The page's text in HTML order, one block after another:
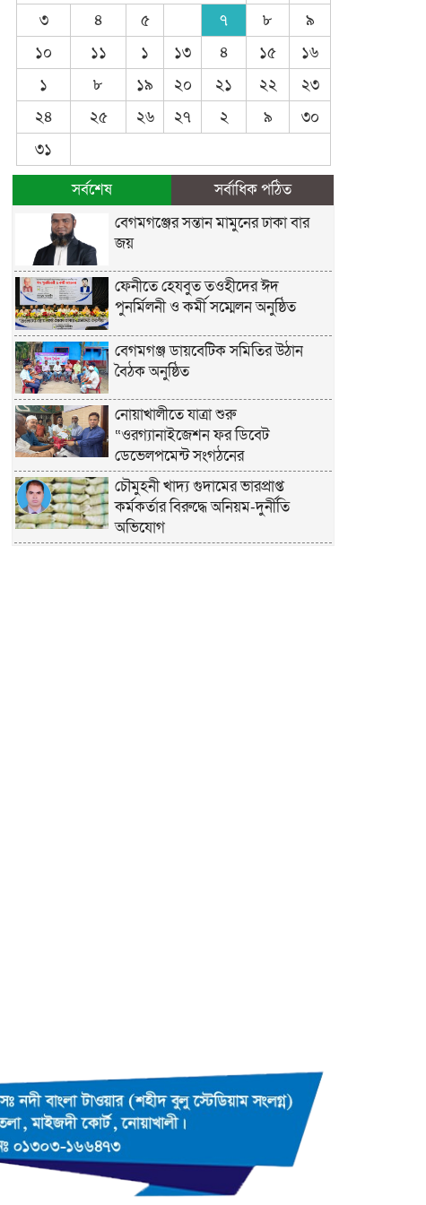
৩
৪ ৫ ৭ ৮
৯
১০
১১ ১ ১৩ ৪ ১৫
১৬
১
৮ ১৯ ২০ ২১ ২২
২৩
২৪
২৫ ২৬ ২৭ ২ ৯
৩০
৩১
সর্বশেষ
সর্বাধিক পঠিত
বেগমগঞ্জের সন্তান মামুনের ঢাকা বার
জয়
ফেনীতে হেযবুত তওহীদের ঈদ
পুনর্মিলনী ও কর্মী সম্মেলন অনুষ্ঠিত
বেগমগঞ্জ ডায়বেটিক সমিতির উঠান
বৈঠক অনুষ্ঠিত
নোয়াখালীতে যাত্রা শুরু
“ওরগ্যানাইজেশন ফর ডিবেট
ডেভেলপমেন্ট সংগঠনের
চৌমুহনী খাদ্য গুদামের ভারপ্রাপ্ত
কর্মকর্তার বিরুদ্ধে অনিয়ম-দুর্নীতি
অভিযোগ